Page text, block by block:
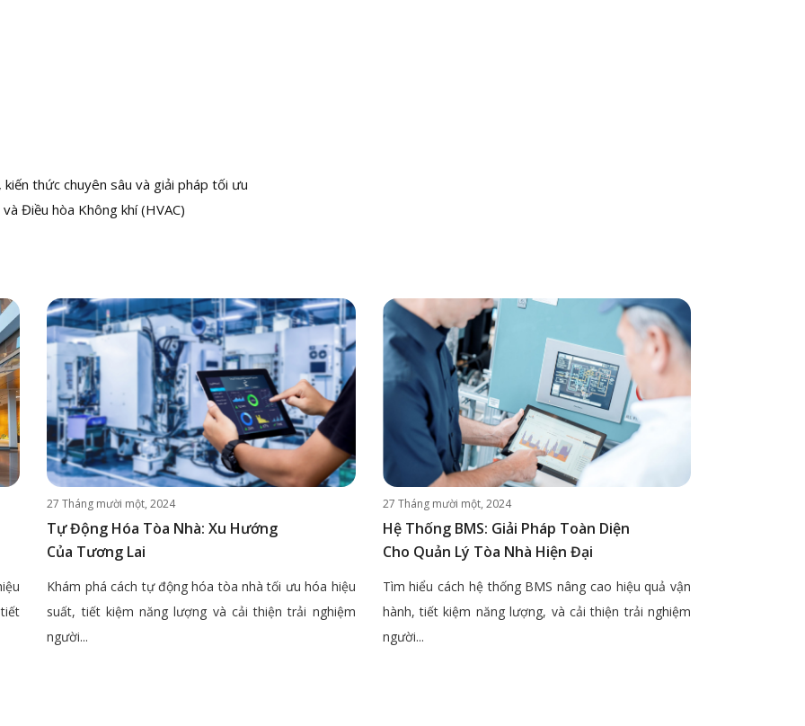
thức chuyên sâu và giải pháp tối ưu
Điều hòa Không khí (HVAC)
27 Tháng mười một, 2024
Tự Động Hóa Tòa Nhà: Xu Hướng
Của Tương Lai
Khám phá cách tự động hóa tòa nhà tối ưu hóa hiệu
suất, tiết kiệm năng lượng và cải thiện trải nghiệm
người...
27 Tháng mười một, 2024
Hệ Thống BMS: Giải Pháp Toàn Diện
Cho Quản Lý Tòa Nhà Hiện Đại
Tìm hiểu cách hệ thống BMS nâng cao hiệu quả vận
hành, tiết kiệm năng lượng, và cải thiện trải nghiệm
người...